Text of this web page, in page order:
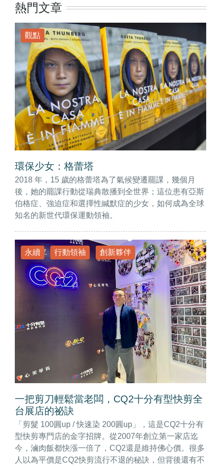
熱門文章
觀點
環保少女：格蕾塔
2018 年，15 歲的格蕾塔為了氣候變遷罷課，幾個月
後，她的罷課行動從瑞典散播到全世界；這位患有亞斯
伯格症、強迫症和選擇性緘默症的少女，如何成為全球
知名的新世代環保運動領袖。
永續 行動領袖 創新夥伴
一把剪刀輕鬆當老闆，CQ2十分有型快剪全
台展店的祕訣
「剪髮 100圓up / 快速染 200圓up」，這是CQ2十分有
型快剪專門店的金字招牌。從2007年創立第一家店迄
今，滷肉飯都快漲一倍了，CQ2還是維持佛心價。很多
人以為平價是CQ2快剪流行不退的秘訣，但背後還有不